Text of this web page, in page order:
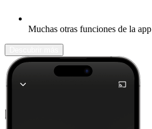
Muchas otras funciones de la app